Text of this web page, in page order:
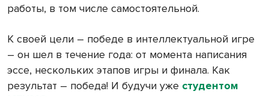
работы, в том числе самостоятельной.
К своей цели – победе в интеллектуальной игре
– он шел в течение года: от момента написания
эссе, нескольких этапов игры и финала. Как
результат – победа! И будучи уже студентом